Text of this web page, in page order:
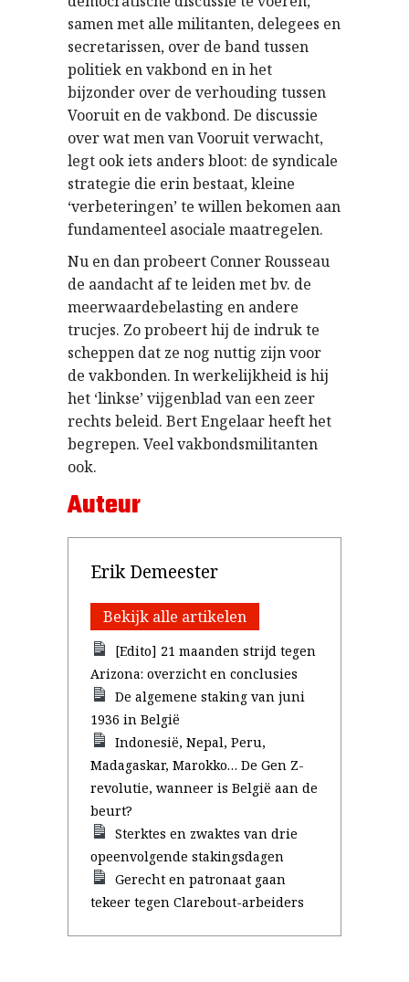
samen met alle militanten, delegees en
secretarissen, over de band tussen
politiek en vakbond en in het
bijzonder over de verhouding tussen
Vooruit en de vakbond. De discussie
over wat men van Vooruit verwacht,
legt ook iets anders bloot: de syndicale
strategie die erin bestaat, kleine
‘verbeteringen’ te willen bekomen aan
fundamenteel asociale maatregelen.
Nu en dan probeert Conner Rousseau
de aandacht af te leiden met bv. de
meerwaardebelasting en andere
trucjes. Zo probeert hij de indruk te
scheppen dat ze nog nuttig zijn voor
de vakbonden. In werkelijkheid is hij
het ‘linkse’ vijgenblad van een zeer
rechts beleid. Bert Engelaar heeft het
begrepen. Veel vakbondsmilitanten
ook.
Auteur
Erik Demeester
Bekijk alle artikelen
[Edito] 21 maanden strijd tegen
Arizona: overzicht en conclusies
De algemene staking van juni
1936 in België
Indonesië, Nepal, Peru,
Madagaskar, Marokko… De Gen Z-
revolutie, wanneer is België aan de
beurt?
Sterktes en zwaktes van drie
opeenvolgende stakingsdagen
Gerecht en patronaat gaan
tekeer tegen Clarebout-arbeiders